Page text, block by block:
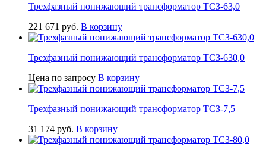
Трехфазный понижающий трансформатор ТСЗ-63,0
221 671 руб. В корзину
Трехфазный понижающий трансформатор ТСЗ-630,0
Цена по запросу В корзину
Трехфазный понижающий трансформатор ТСЗ-7,5
31 174 руб. В корзину